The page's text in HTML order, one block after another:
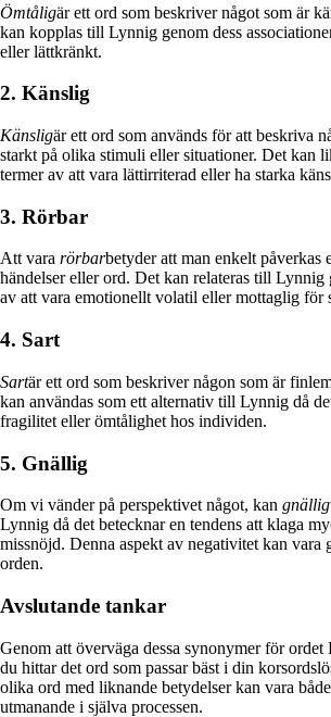
Ömtåligär ett ord som beskriver något som är
kan kopplas till Lynnig genom dess
eller lättkränkt.
2. Känslig
Känsligär ett ord som används för att beskriva
starkt på olika stimuli eller situationer. Det kan
termer av att vara lättirriterad eller ha starka
3. Rörbar
Att vara rörbarbetyder att man enkelt påverkas
händelser eller ord. Det kan relateras till Lynnig
av att vara emotionellt volatil eller mottaglig för
4. Sart
Sartär ett ord som beskriver någon som är
kan användas som ett alternativ till Lynnig då
fragilitet eller ömtålighet hos individen.
5. Gnällig
Om vi vänder på perspektivet något, kan gnällig
Lynnig då det betecknar en tendens att klaga
missnöjd. Denna aspekt av negativitet kan vara
orden.
Avslutande tankar
Genom att överväga dessa synonymer för
du hittar det ord som passar bäst i din
olika ord med liknande betydelser kan vara
utmanande i själva processen.